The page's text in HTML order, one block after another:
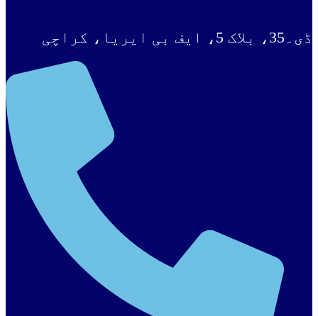
ڈی۔35، بلاک 5، ایف بی ایریا، کراچی